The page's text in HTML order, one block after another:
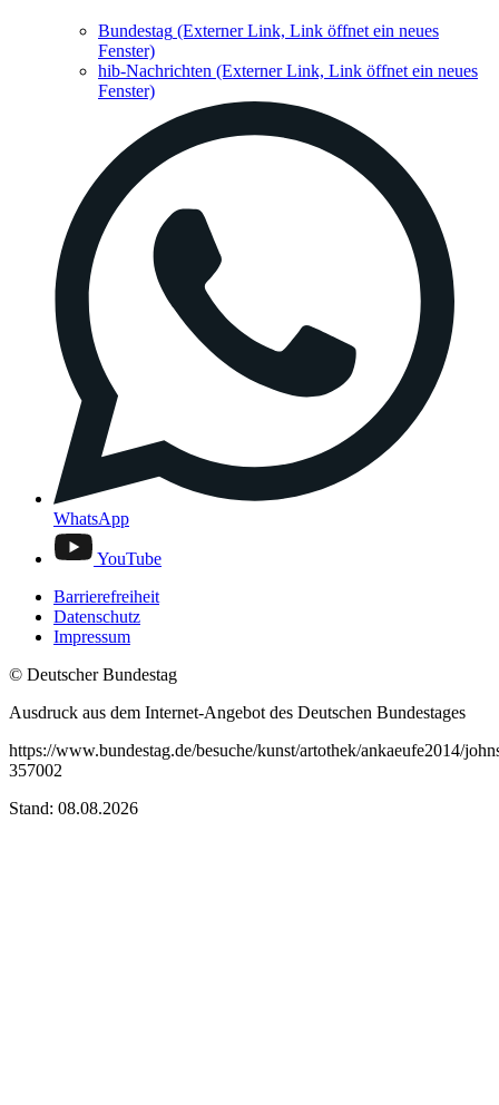
Bundestag (Externer Link, Link öffnet ein neues
Fenster)
hib-Nachrichten (Externer Link, Link öffnet ein neues
Fenster)
WhatsApp
YouTube
Barrierefreiheit
Datenschutz
Impressum
© Deutscher Bundestag
Ausdruck aus dem Internet-Angebot des Deutschen Bundestages
https://www.bundestag.de/besuche/kunst/artothek/ankaeufe2014/
357002
Stand: 08.08.2026